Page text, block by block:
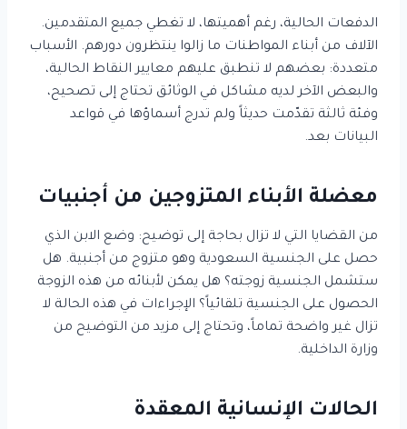
الدفعات الحالية، رغم أهميتها، لا تغطي جميع المتقدمين.
الآلاف من أبناء المواطنات ما زالوا ينتظرون دورهم. الأسباب
متعددة: بعضهم لا تنطبق عليهم معايير النقاط الحالية،
والبعض الآخر لديه مشاكل في الوثائق تحتاج إلى تصحيح،
وفئة ثالثة تقدّمت حديثاً ولم تدرج أسماؤها في قواعد
البيانات بعد.
معضلة الأبناء المتزوجين من أجنبيات
من القضايا التي لا تزال بحاجة إلى توضيح: وضع الابن الذي
حصل على الجنسية السعودية وهو متزوج من أجنبية. هل
ستشمل الجنسية زوجته؟ هل يمكن لأبنائه من هذه الزوجة
الحصول على الجنسية تلقائياً؟ الإجراءات في هذه الحالة لا
تزال غير واضحة تماماً، وتحتاج إلى مزيد من التوضيح من
وزارة الداخلية.
الحالات الإنسانية المعقدة